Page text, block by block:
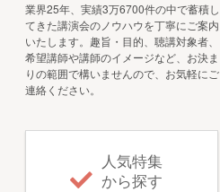
業界25年、実績3万6700件の中で蓄積し
てきた講演会のノウハウを丁寧にご案内
いたします。趣旨・目的、聴講対象者、
希望講師や講師のイメージなど、お決ま
りの範囲で構いませんので、お気軽にご
連絡ください。
人気特集
から探す